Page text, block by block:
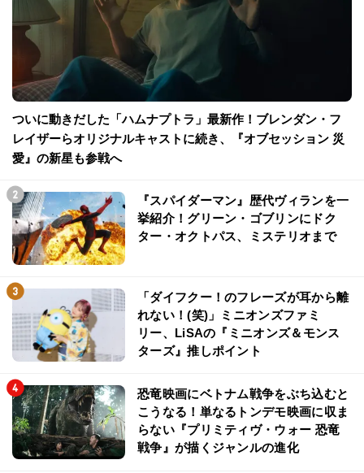
ついに動きだした「ハムナプトラ」最新作！ブレンダン・フ
レイザーらオリジナルキャストに続き、『オブセッション 災
愛』の新星も参戦へ
『スパイダーマン』歴代ヴィランを一
挙紹介！グリーン・ゴブリンにドク
ター・オクトパス、ミステリオまで
「ダイフクー！のフレーズが耳から離
れない！(笑)」ミニオンズファミ
リー、LiSAの『ミニオンズ＆モンス
ターズ』推しポイント
恐竜映画にベトナム戦争をぶち込むと
こうなる！単なるトンデモ映画に収ま
らない『プリミティヴ・ウォー 恐竜
戦争』が描くジャンルの進化